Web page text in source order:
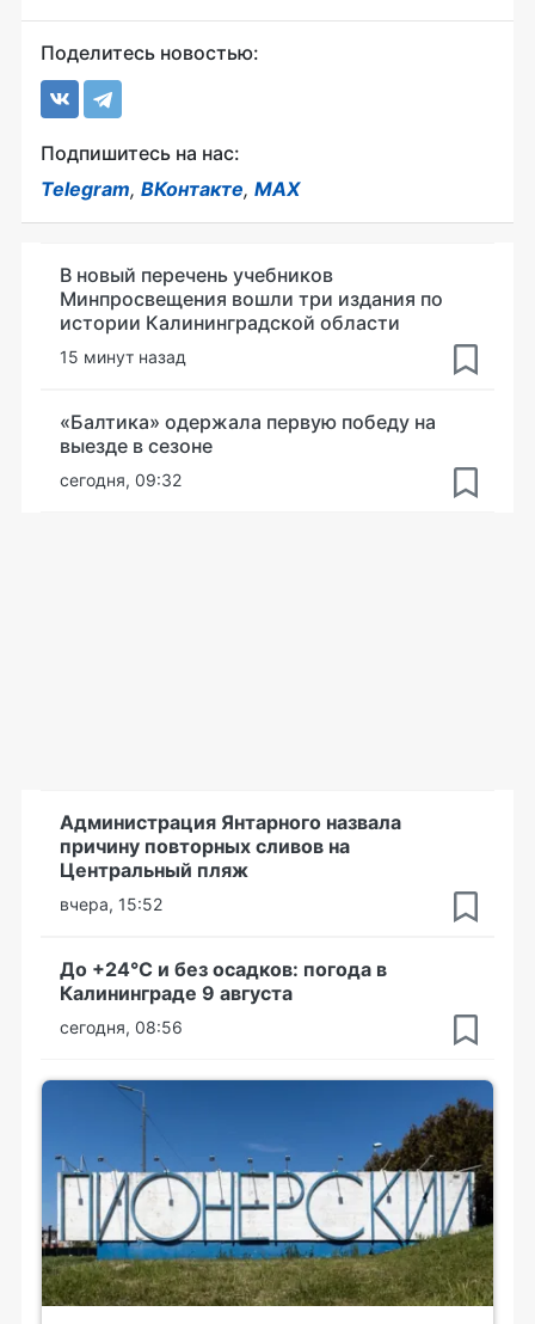
Поделитесь новостью:
Подпишитесь на нас:
Telegram, ВКонтакте, MAX
В новый перечень учебников
Минпросвещения вошли три издания по
истории Калининградской области
15 минут назад
«Балтика» одержала первую победу на
выезде в сезоне
сегодня, 09:32
Администрация Янтарного назвала
причину повторных сливов на
Центральный пляж
вчера, 15:52
До +24°С и без осадков: погода в
Калининграде 9 августа
сегодня, 08:56